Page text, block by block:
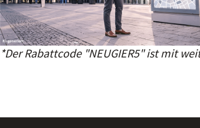
*Der Rabattcode "NEUGIER5" ist mit